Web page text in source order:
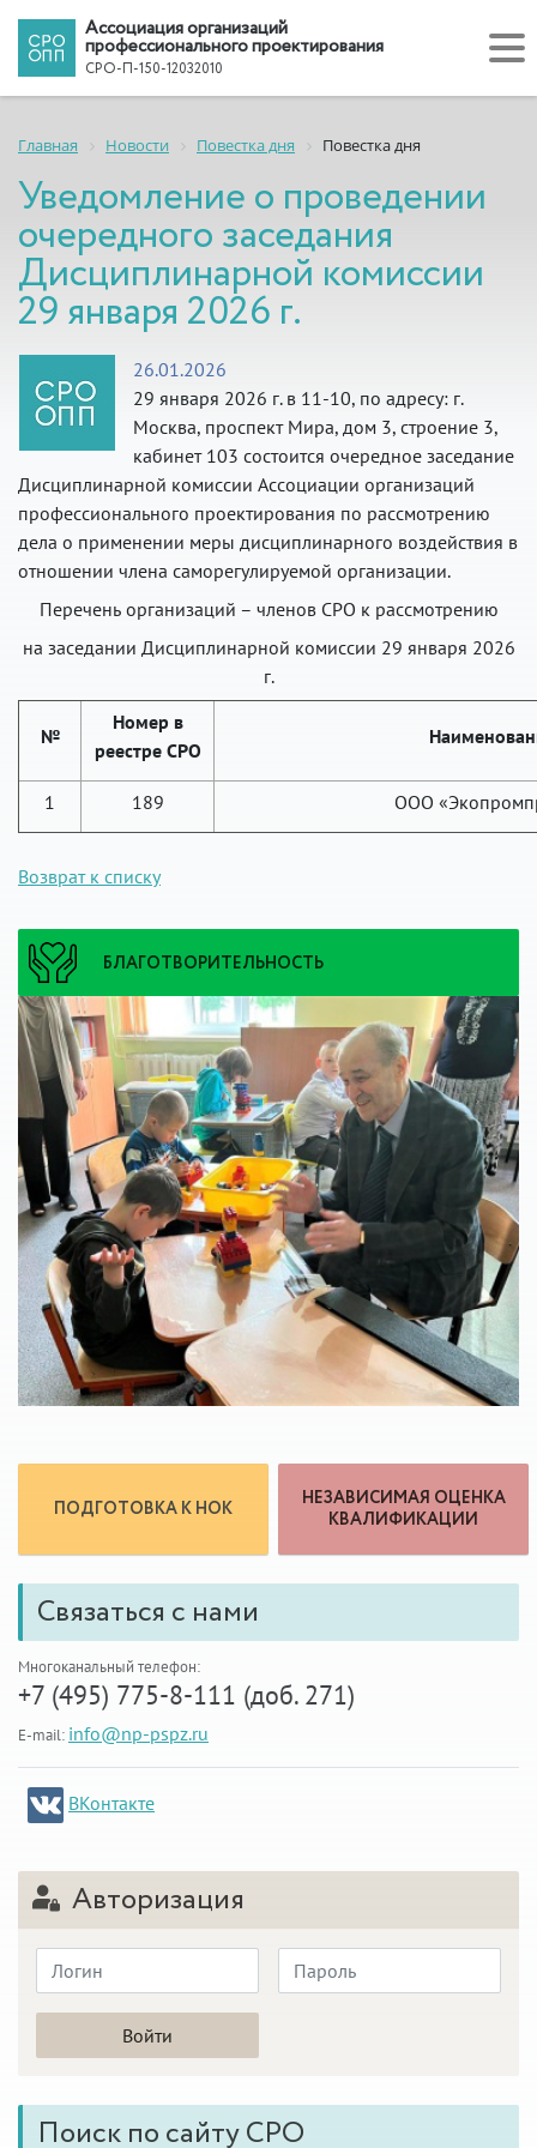
Ассоциация организаций
профессионального проектирования
СРО-П-150-12032010
Главная Новости Повестка дня Повестка дня
Уведомление о проведении
очередного заседания
Дисциплинарной комиссии
29 января 2026 г.
26.01.2026
29 января 2026 г. в 11-10, по адресу: г.
Москва, проспект Мира, дом 3, строение 3,
кабинет 103 состоится очередное заседание
Дисциплинарной комиссии Ассоциации организаций
профессионального проектирования по рассмотрению
дела о применении меры дисциплинарного воздействия в
отношении члена саморегулируемой организации.
Перечень организаций – членов СРО к рассмотрению
на заседании Дисциплинарной комиссии 29 января 2026
г.
№
Номер в
реестре СРО
1 189 ООО
Возврат к списку
БЛАГОТВОРИТЕЛЬНОСТЬ
ПОДГОТОВКА К НОК
НЕЗАВИСИМАЯ ОЦЕНКА
КВАЛИФИКАЦИИ
Связаться с нами
Многоканальный телефон:
+7 (495) 775-8-111 (доб. 271)
E-mail: info@np-pspz.ru
ВКонтакте
Авторизация
Поиск по сайту СРО